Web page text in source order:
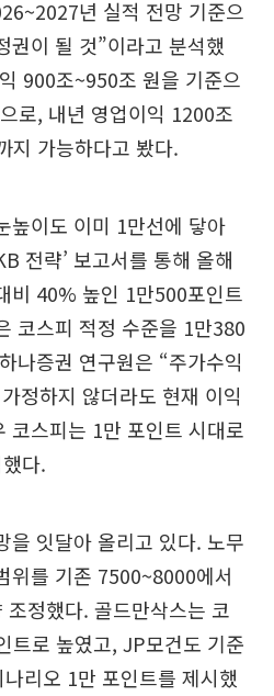
년 실적 전망 기준으
이 될 것”이라고 분석했
900조~950조 원을 기준으
로, 내년 영업이익 1200조
지 가능하다고 봤다.
높이도 이미 1만선에 닿아
전략’ 보고서를 통해 올해
비 40% 높인 1만500포인트
코스피 적정 수준을 1만380
나증권 연구원은 “주가수익
정하지 않더라도 현재 이익
코스피는 1만 포인트 시대로
다.
을 잇달아 올리고 있다. 노무
위를 기존 7500~8000에서
정했다. 골드만삭스는 코
트로 높였고, JP모건도 기준
리오 1만 포인트를 제시했